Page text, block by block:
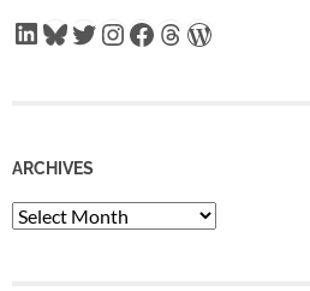
LinkedIn
Bluesky
Twitter
Instagram
Facebook
Threads
WordPress
ARCHIVES
Archives